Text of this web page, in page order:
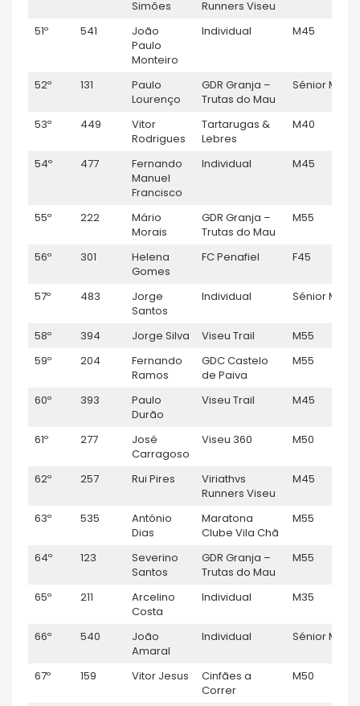
Simões
Runners Viseu
51º
541
João
Paulo
Monteiro
Individual M45
52º 131
Paulo
Lourenço
GDR Granja –
Trutas do Mau
Sénior M
53º 449
Vitor
Rodrigues
Tartarugas &
Lebres
M40
54º 477
Fernando
Manuel
Francisco
Individual M45
55º 222
Mário
Morais
GDR Granja –
Trutas do Mau
M55
56º 301
Helena
Gomes
FC Penafiel F45
57º 483
Jorge
Santos
Individual Sénior M
58º 394 Jorge Silva Viseu Trail M55
59º
204
Fernando
Ramos
GDC Castelo
de Paiva
M55
60º 393
Paulo
Durão
Viseu Trail M45
61º 277
José
Carragoso
Viseu 360 M50
62º 257 Rui Pires
Viriathvs
Runners Viseu
M45
63º 535
António
Dias
Maratona
Clube Vila Chã
M55
64º 123
Severino
Santos
GDR Granja –
Trutas do Mau
M55
65º 211
Arcelino
Costa
Individual M35
66º 540
João
Amaral
Individual Sénior M
67º 159 Vitor Jesus
Cinfães a
Correr
M50